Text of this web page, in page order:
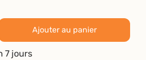
Ajouter au panier
7 jours